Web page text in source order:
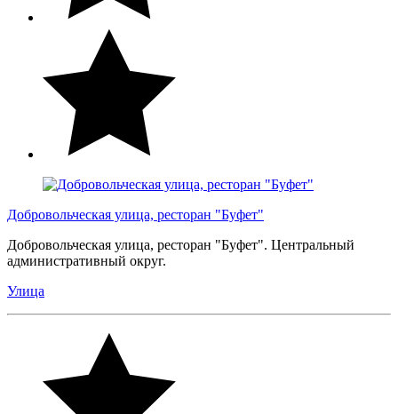
Добровольческая улица, ресторан "Буфет"
Добровольческая улица, ресторан "Буфет". Центральный
административный округ.
Улица